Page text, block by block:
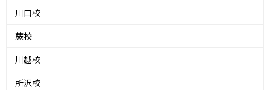
川口校
蕨校
川越校
所沢校